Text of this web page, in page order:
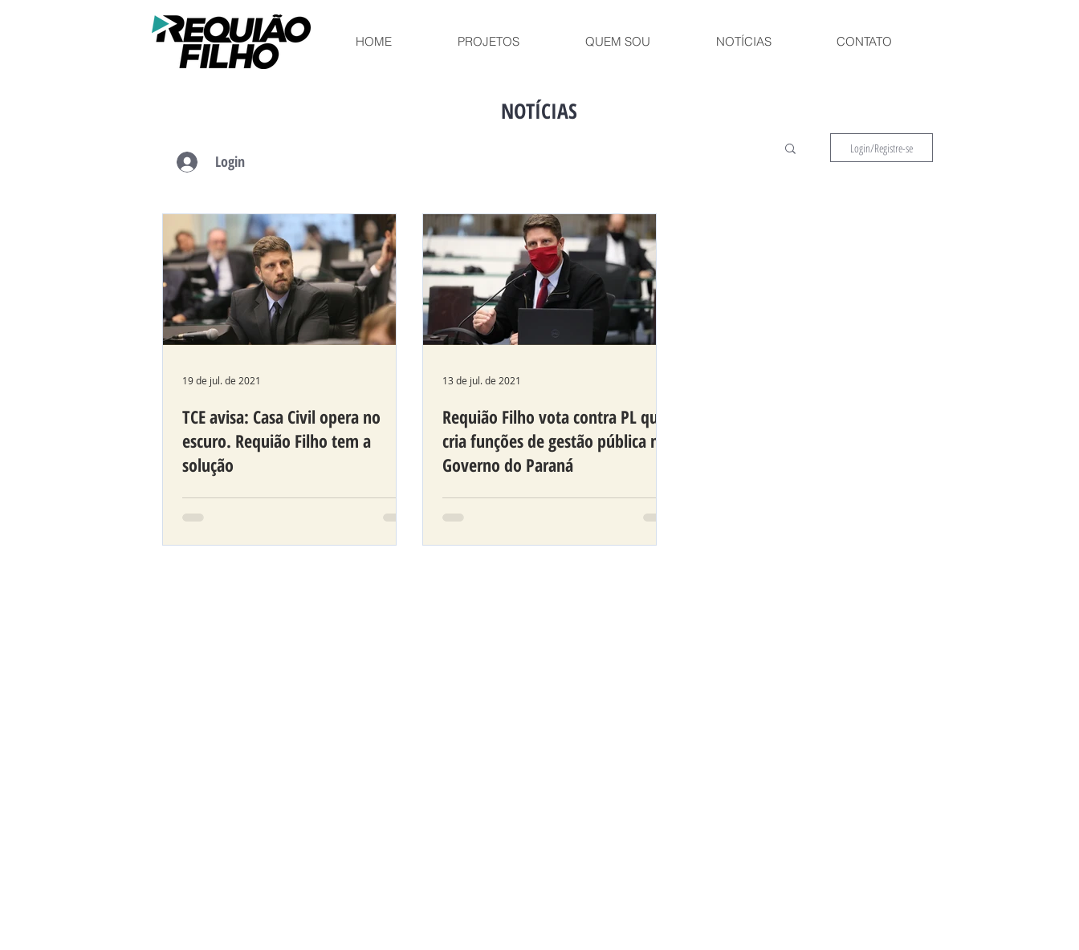
HOME PROJETOS QUEM SOU NOTÍCIAS CONTATO
NOTÍCIAS
Login/Registre-se
TCE avisa: Casa Civil opera no
escuro. Requião Filho tem a
solução
Proposta que institui Lei de Dados
Abertos aguarda tramitação na
19 de jul. de 2021
Requião Filho vota contra PL que
cria funções de gestão pública no
Governo do Paraná
Deputado avalia que projeto
aumenta despesas com pessoal do
13 de jul. de 2021
Login